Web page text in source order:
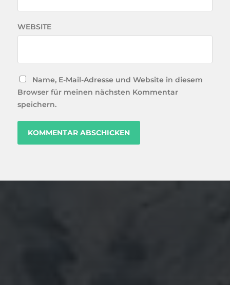
WEBSITE
Name, E-Mail-Adresse und Website in diesem
Browser für meinen nächsten Kommentar
speichern.